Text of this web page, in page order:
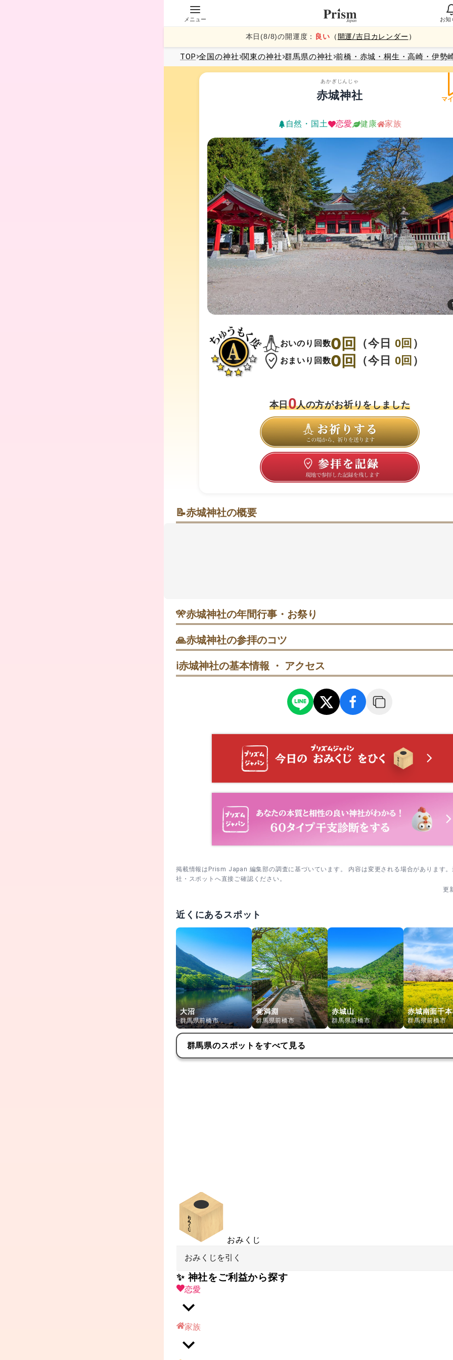
メニュー お知
本日(8/8)の開運度： 良い （ 開運/吉日カレンダー ）
TOP 全国の神社 関東の神社 群馬県の神社 前橋・赤城・桐生・高崎・伊勢
マ
あかぎじんじゃ
赤城神社
自然・国土 恋愛 健康 家族
1
おいのり回数0回 （今日 0回 ）
おまいり回数0回 （今日 0回 ）
本日0人の方がお祈りをしました
📝赤城神社の概要
🎌赤城神社の年間行事・お祭り
三夜沢太々神楽も奉納され、新年の安全と健康を願う人で賑わいます。混雑を避
朝の到着が狙い目です。
1月1日 三夜沢赤城神社 太々神楽奉納｜伝統の舞が社殿前で奉納。詳細時刻は年
🙏赤城神社の参拝のコツ
で眺めると変化が楽しめます。
本殿に参拝後、中央のたわら杉へ。正面→右→左の順にゆっくり回り、最後に一
手水で清める→御神水を少量いただく→本殿で参拝の順に。持ち帰る際は小さめ
し、周囲に配慮してさっと汲みましょう。
ℹ️赤城神社の基本情報 ・ アクセス
掲載情報はPrism Japan 編集部の調査に基づいています。 内容は変更される場合があります
社・スポットへ直接ご確認ください。
更
近くにあるスポット
大沼
群馬県前橋市
覚満淵
群馬県前橋市
赤城山
群馬県前橋市
赤城南面千
群馬県前橋市
群馬県のスポットをすべて見る
おみくじ
おみくじを引く
✨ 神社をご利益から探す
恋愛
家族